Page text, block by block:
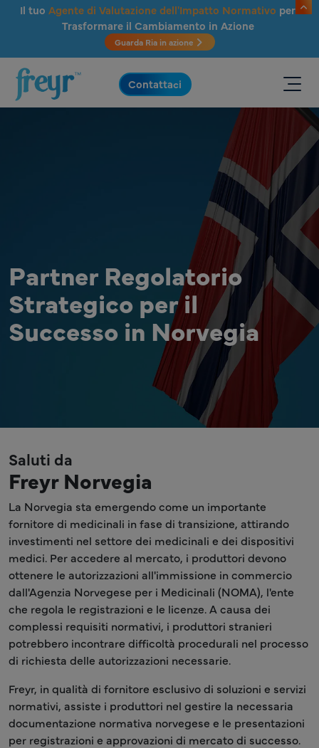
Salta al contenuto principale
Il tuo Agente di Valutazione dell'Impatto Normativo per
Trasformare il Cambiamento in Azione
Guarda Ria in azione
.
Contattaci
Partner Regolatorio
Strategico per il
Successo in Norvegia
Saluti da
Freyr Norvegia
La Norvegia sta emergendo come un importante
fornitore di medicinali in fase di transizione, attirando
investimenti nel settore dei medicinali e dei dispositivi
medici. Per accedere al mercato, i produttori devono
ottenere le autorizzazioni all'immissione in commercio
dall'Agenzia Norvegese per i Medicinali (NOMA), l'ente
che regola le registrazioni e le licenze. A causa dei
complessi requisiti normativi, i produttori stranieri
potrebbero incontrare difficoltà procedurali nel processo
di richiesta delle autorizzazioni necessarie.
Freyr, in qualità di fornitore esclusivo di soluzioni e servizi
normativi, assiste i produttori nel gestire la necessaria
documentazione normativa norvegese e le presentazioni
per registrazioni e approvazioni di mercato di successo.